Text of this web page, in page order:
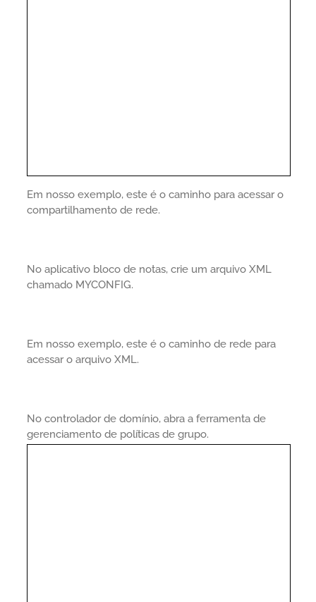
Em nosso exemplo, este é o caminho para acessar o
compartilhamento de rede.
No aplicativo bloco de notas, crie um arquivo XML
chamado MYCONFIG.
Em nosso exemplo, este é o caminho de rede para
acessar o arquivo XML.
No controlador de domínio, abra a ferramenta de
gerenciamento de políticas de grupo.